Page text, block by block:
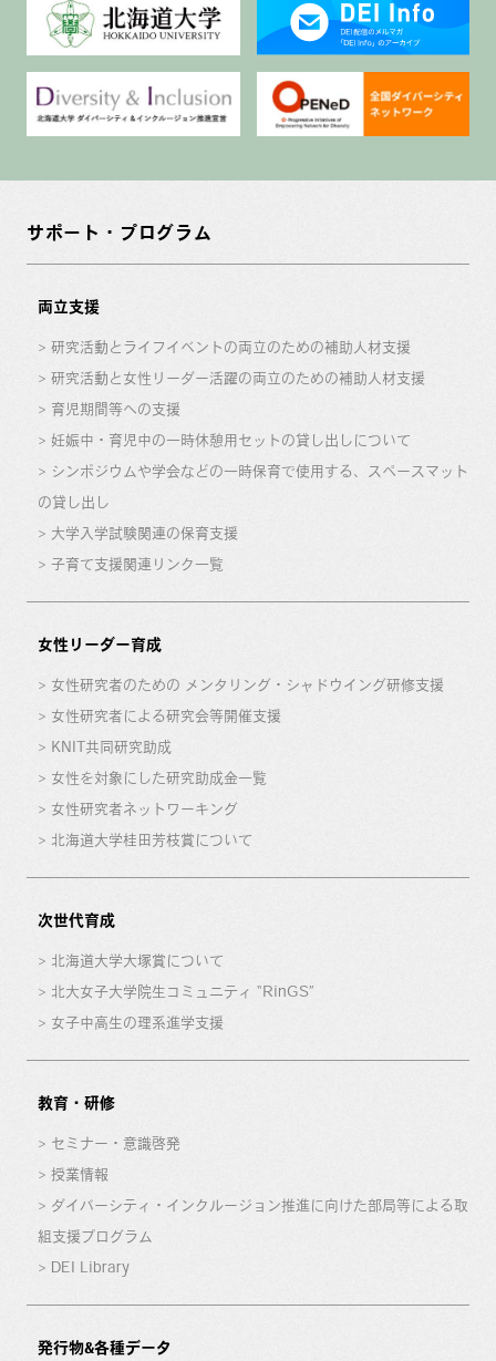
サポート・プログラム
両立支援
研究活動とライフイベントの両立のための補助人材支援
研究活動と女性リーダー活躍の両立のための補助人材支援
育児期間等への支援
妊娠中・育児中の一時休憩用セットの貸し出しについて
シンポジウムや学会などの一時保育で使用する、スペースマット
の貸し出し
大学入学試験関連の保育支援
子育て支援関連リンク一覧
女性リーダー育成
女性研究者のための メンタリング・シャドウイング研修支援
女性研究者による研究会等開催支援
KNIT共同研究助成
女性を対象にした研究助成金一覧
女性研究者ネットワーキング
北海道大学桂田芳枝賞について
次世代育成
北海道大学大塚賞について
北大女子大学院生コミュニティ “RinGS”
女子中高生の理系進学支援
教育・研修
セミナー・意識啓発
授業情報
ダイバーシティ・インクルージョン推進に向けた部局等による取
組支援プログラム
DEI Library
発行物&各種データ